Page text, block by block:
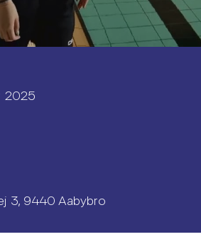
2025
3, 9440 Aabybro